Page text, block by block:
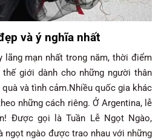
và ý nghĩa nhất
lãng mạn nhất trong năm, thời điểm
giới dành cho những người thân
và tình cảm.Nhiều quốc gia khác
những cách riêng. Ở Argentina, lễ
Được gọi là Tuần Lễ Ngọt Ngào,
ngọt ngào được trao nhau với những